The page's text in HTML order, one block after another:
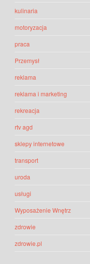
kulinaria
motoryzacja
praca
Przemysł
reklama
reklama i marketing
rekreacja
rtv agd
sklepy internetowe
transport
uroda
usługi
Wyposażenie Wnętrz
zdrowie
zdrowie.pl